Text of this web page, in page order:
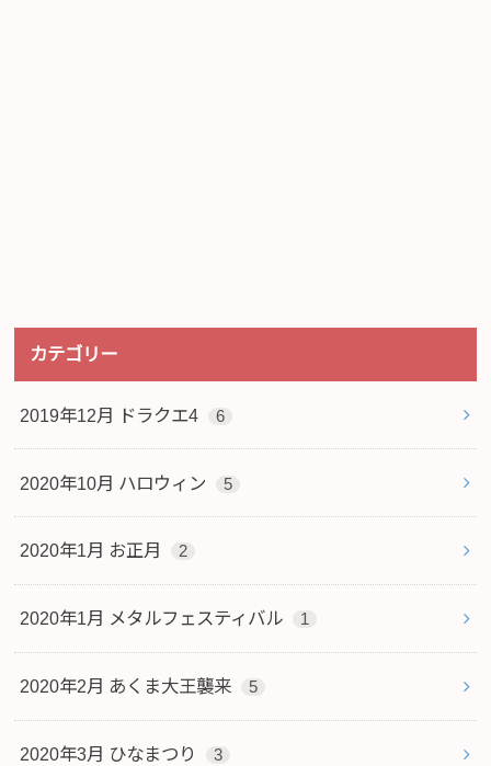
カテゴリー
2019年12月 ドラクエ4 6
2020年10月 ハロウィン 5
2020年1月 お正月 2
2020年1月 メタルフェスティバル 1
2020年2月 あくま大王襲来 5
2020年3月 ひなまつり 3